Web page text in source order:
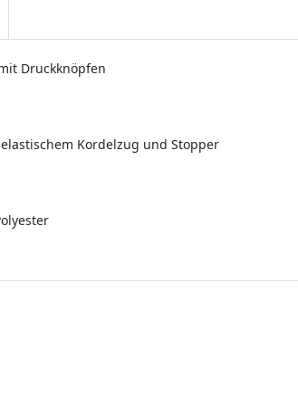
Druckknöpfen
Kordelzug und Stopper